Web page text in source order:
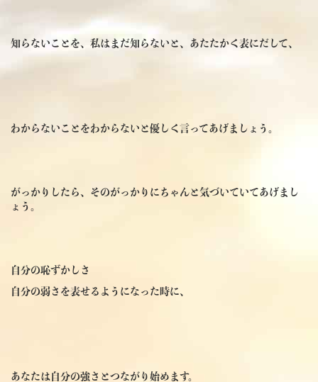
知らないことを、私はまだ知らないと、あたたかく表にだして、
わからないことをわからないと優しく言ってあげましょう。
がっかりしたら、そのがっかりにちゃんと気づいていてあげまし
ょう。
自分の恥ずかしさ
自分の弱さを表せるようになった時に、
あなたは自分の強さとつながり始めます。